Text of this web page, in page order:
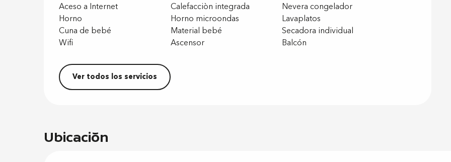
Aceso a Internet Calefacciòn integrada
Nevera congelador
Horno
Horno microondas
Lavaplatos
Cuna de bebé
Material bebé
Secadora individual
Wifi
Ascensor Balcón
Ver todos los servicios
Ubicación